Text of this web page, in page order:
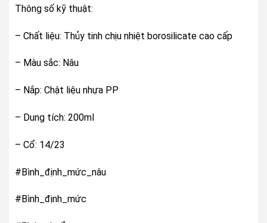
Thông số kỹ thuật:
– Chất liệu: Thủy tinh chịu nhiệt borosilicate cao cấp
– Màu sắc: Nâu
– Nắp: Chật liệu nhựa PP
– Dung tích: 200ml
– Cổ: 14/23
#Bình_định_mức_nâu
#Bình_định_mức